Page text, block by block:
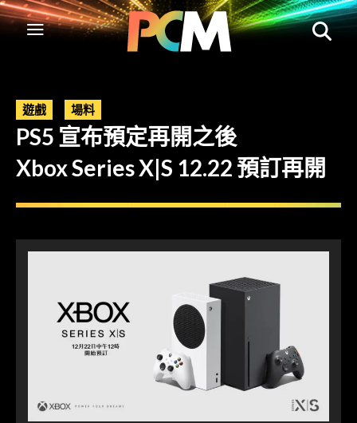
遊戲 場料
PS5 宣布預定再開之後
Xbox Series X|S 12.22 預訂再開